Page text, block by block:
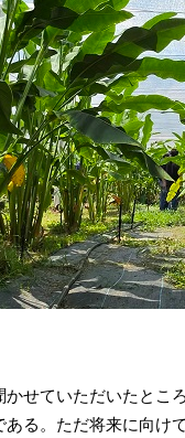
かせていただいたとこ
ある。ただ将来に向け